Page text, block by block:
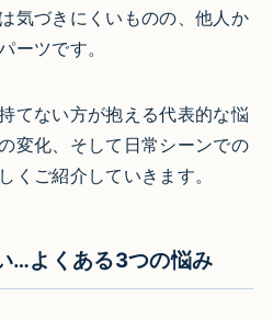
気づきにくいものの、他人か
ーツです。
てない方が抱える代表的な悩
変化、そして日常シーンでの
くご紹介していきます。
…よくある3つの悩み